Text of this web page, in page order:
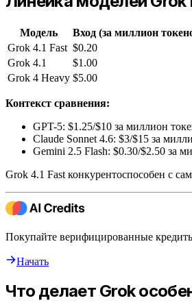
Модель Вход (за миллион
Grok 4.1 Fast $0.20
Grok 4.1
$1.00
Grok 4 Heavy $5.00
Контекст сравнения:
GPT-5: $1.25/$10 за миллион
Claude Sonnet 4.6: $3/$15 за
Gemini 2.5 Flash: $0.30/$2.50 за
Grok 4.1 Fast конкурентоспособен с
Покупайте верифицированные
Начать
Что делает Grok